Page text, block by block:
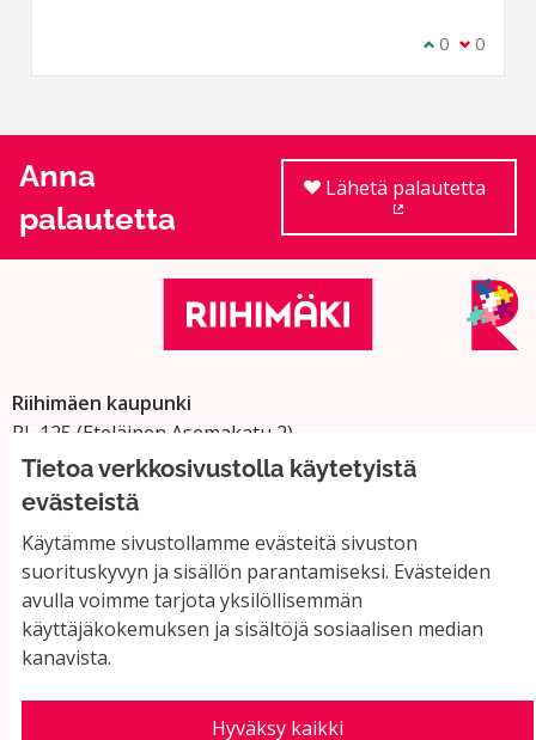
Tietoa verkkosivustolla käytetyistä
evästeistä
Käytämme sivustollamme evästeitä sivuston
suorituskyvyn ja sisällön parantamiseksi. Evästeiden
avulla voimme tarjota yksilöllisemmän
käyttäjäkokemuksen ja sisältöjä sosiaalisen median
kanavista.
Hyväksy kaikki
Olen samaa
0 Olen eri
0
Anna
palautetta
Lähetä palautetta
Riihimäen kaupunki
PL 125 (Eteläinen Asemakatu 2)
11101 Riihimäki
Vaihde: 019 758 4000
Sähköpostiosoitteet:
etunimi.sukunimi@riihimaki.fi
Yhteystiedot ja usein kysyttyä
Käyttöehdot